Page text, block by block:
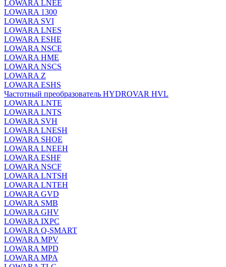
LOWARA LNEE
LOWARA 1300
LOWARA SVI
LOWARA LNES
LOWARA ESHE
LOWARA NSCE
LOWARA HME
LOWARA NSCS
LOWARA Z
LOWARA ESHS
Частотный преобразователь HYDROVAR HVL
LOWARA LNTE
LOWARA LNTS
LOWARA SVH
LOWARA LNESH
LOWARA SHOE
LOWARA LNEEH
LOWARA ESHF
LOWARA NSCF
LOWARA LNTSH
LOWARA LNTEH
LOWARA GVD
LOWARA SMB
LOWARA GHV
LOWARA IXPС
LOWARA Q-SMART
LOWARA MPV
LOWARA MPD
LOWARA MPA